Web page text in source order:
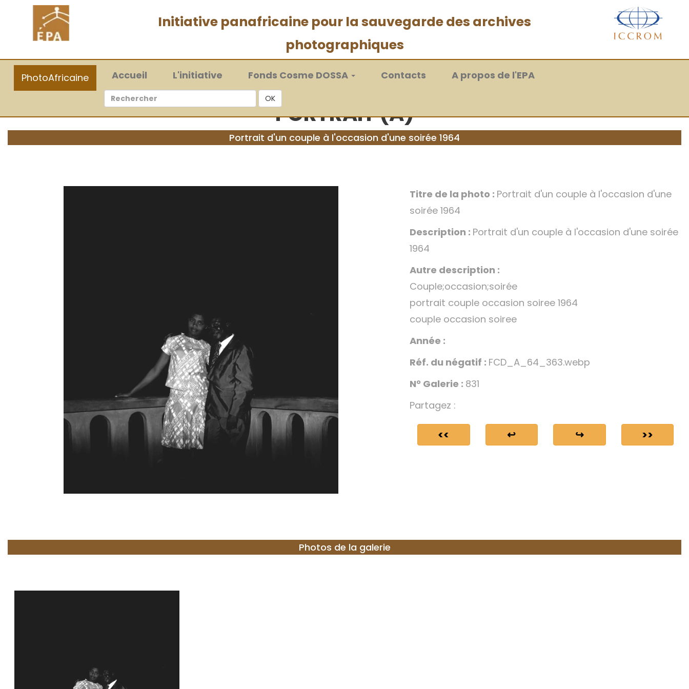
Initiative panafricaine pour la sauvegarde des archives
photographiques
PhotoAfricaine Accueil(current)L'initiative Fonds Cosme DOSSA Contacts A propos de l'EPA
OK
PORTRAIT (A)
Portrait d'un couple à l'occasion d'une soirée 1964
Titre de la photo : Portrait d'un couple à l'occasion d'une
soirée 1964
Description : Portrait d'un couple à l'occasion d'une soirée
1964
Autre description :
Couple;occasion;soirée
portrait couple occasion soiree 1964
couple occasion soiree
Année :
Réf. du négatif : FCD_A_64_363.webp
N° Galerie : 831
Partagez :
<< ↩ ↪ >>
Photos de la galerie